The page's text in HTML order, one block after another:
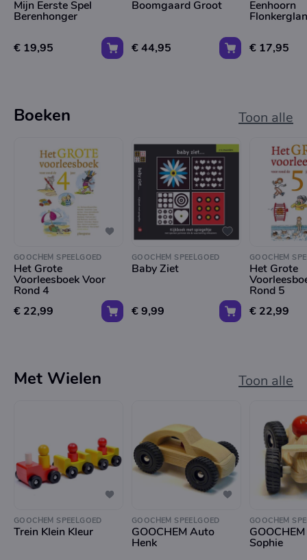
Mijn Eerste Spel
Berenhonger
€ 19,95
Boomgaard Groot
€ 44,95
Eenhoorn
€ 17,95
Boeken Toon alle
GOOCHEM SPEELGOED
Het Grote
Voorleesboek Voor
Rond 4
€ 22,99
GOOCHEM SPEELGOED
Baby Ziet
€ 9,99
GOOCHEM
Het Grote
Rond 5
€ 22,99
Met Wielen Toon alle
GOOCHEM SPEELGOED
Trein Klein Kleur
GOOCHEM SPEELGOED
GOOCHEM Auto
Henk
GOOCHEM
Sophie